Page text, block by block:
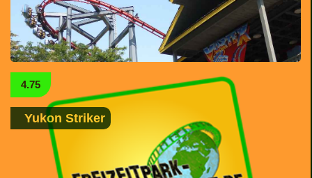
4.75
Yukon Striker